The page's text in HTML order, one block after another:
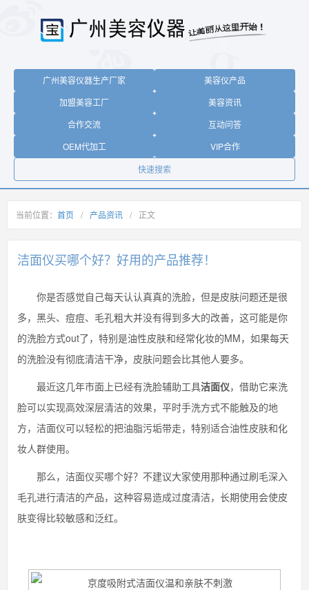
广州美容仪器生产厂家
美容仪产品
加盟美容工厂
美容资讯
合作交流
互动问答
OEM代加工
VIP合作
快速搜索
当前位置： 首页 / 产品资讯 / 正文
洁面仪买哪个好？好用的产品推荐！
你是否感觉自己每天认认真真的洗脸，但是皮肤问题还是很
多，黑头、痘痘、毛孔粗大并没有得到多大的改善，这可能是你
的洗脸方式out了，特别是油性皮肤和经常化妆的MM，如果每天
的洗脸没有彻底清洁干净，皮肤问题会比其他人要多。
最近这几年市面上已经有洗脸辅助工具洁面仪，借助它来洗
脸可以实现高效深层清洁的效果，平时手洗方式不能触及的地
方，洁面仪可以轻松的把油脂污垢带走，特别适合油性皮肤和化
妆人群使用。
那么，洁面仪买哪个好？不建议大家使用那种通过刷毛深入
毛孔进行清洁的产品，这种容易造成过度清洁，长期使用会使皮
肤变得比较敏感和泛红。